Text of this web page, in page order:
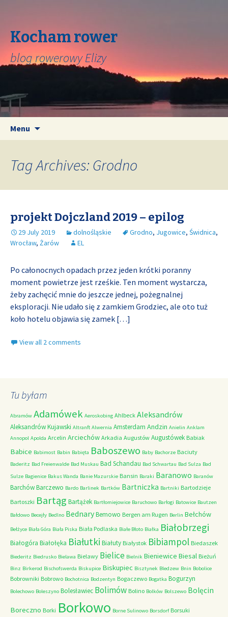
Kocham rower
blog rowerowy Elizy
Menu
Tag Archives: Grodno
projekt Dojczland 2019 – epilog
29 July 2019 dolnośląskie Grodno, Jugowice, Świdnica,
Wrocław, Żarów EL
Po całonocnych opadach przez jeden krótki poranny
moment powietrze jest rześkie. Ten moment wystarcza,
żeby zachęcić mnie do jeszcze jednej, pożegnalnej
eksploracji. Nie udało się z zamkiem Grodziec, ale oto tuż
koło hotelu objawia się zamek […]
View all 2 comments
Tu byłam
Abramów Adamówek Aeroskobing Ahlbeck Aleksandrów
Aleksandrów Kujawski Altranft Alwernia Amsterdam Andzin Anielin Anklam
Annopol Apolda Arcelin Arciechów Arkadia Augustów Augustówek Babiak
Babice Babimost Babin Babięta Baboszewo Baby Bachorze Baciuty
Baderitz Bad Freienwalde Bad Muskau Bad Schandau Bad Schwartau Bad Sulza Bad
Sulze Bagienice Bakus Wanda Banie Mazurskie Bansin Baraki Baranowo Baranów
BarchówBarczewo Bardo Barlinek Bartków Bartniczka Bartniki Bartodzieje
Bartoszki Bartąg Bartążek Bartłomiejowice Baruchowo Barłogi Batowice Bautzen
Bałdowo Becejły Bedlno BednaryBemowo Bergen am Rugen Berlin Bełchów
Bełżyce Biała Góra Biała Piska Biała Podlaska Białe Błoto Białka Białobrzegi
Białogóra Białołęka Białutki Białuty Białystok Bibiampol Biedaszek
Biederitz Biedrusko Bielawa Bielawy Bielice Bielnik Bieniewice Biesal Bieżuń
Binz Birkerod Bischofswerda Biskupice Biskupiec Bisztynek Bledzew Bnin Bobolice
Bobrowniki Bobrowo Bochotnica Bodzentyn Bogaczewo Bogatka Bogurzyn
Bolechowo Boleszyno Bolesławiec Bolimów Bolino Bolków Bolszewo Bolęcin
Boreczno Borki Borkowo Borne Sulinowo Borsdorf Borsuki